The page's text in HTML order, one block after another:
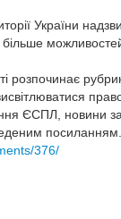
України
більше
розпочинає
ЄСПЛ, новини
посиланням.
376/